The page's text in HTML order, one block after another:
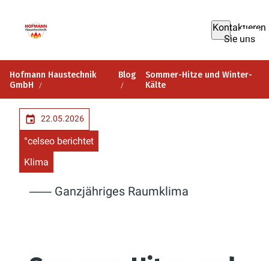
Kontaktieren
Sie uns
Hofmann Haustechnik
GmbH
Blog
Sommer-Hitze und Winter-
Kälte
22.05.2026
°celseo berichtet
Klima
⸺ Ganzjähriges Raumklima